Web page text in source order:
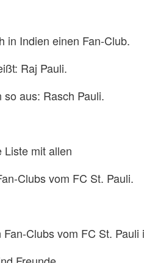
in Indien einen Fan-Club.
Raj Pauli.
so aus: Rasch Pauli.
Liste mit allen
Clubs vom FC St. Pauli.
Clubs vom FC St. Pauli